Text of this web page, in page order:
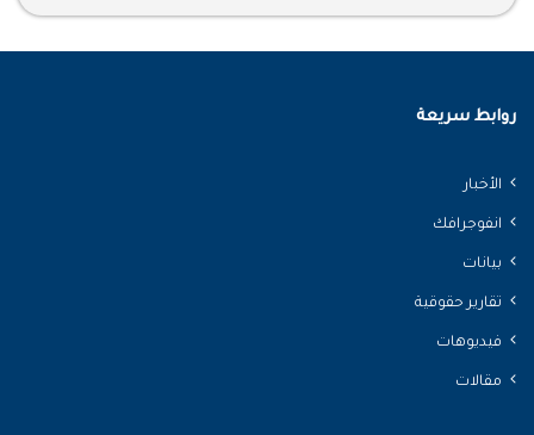
روابط سريعة
الأخبار
انفوجرافك
بيانات
تقارير حقوقية
فيديوهات
مقالات